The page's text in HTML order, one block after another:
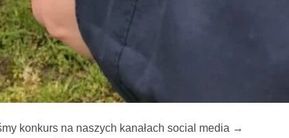
konkurs na naszych kanałach social media →